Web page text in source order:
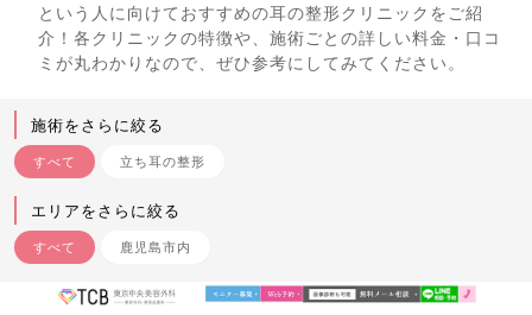
という人に向けておすすめの耳の整形クリニックをご紹
介！各クリニックの特徴や、施術ごとの詳しい料金・口コ
ミが丸わかりなので、ぜひ参考にしてみてください。
施術をさらに絞る
すべて 立ち耳の整形
エリアをさらに絞る
すべて 鹿児島市内